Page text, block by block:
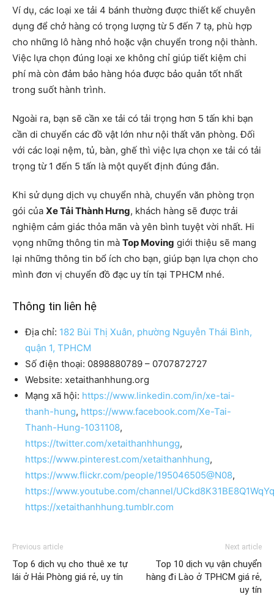
Ví dụ, các loại xe tải 4 bánh thường được thiết kế chuyên
dụng để chở hàng có trọng lượng từ 5 đến 7 tạ, phù hợp
cho những lô hàng nhỏ hoặc vận chuyển trong nội thành.
Việc lựa chọn đúng loại xe không chỉ giúp tiết kiệm chi
phí mà còn đảm bảo hàng hóa được bảo quản tốt nhất
trong suốt hành trình.
Ngoài ra, bạn sẽ cần xe tải có tải trọng hơn 5 tấn khi bạn
cần di chuyển các đồ vật lớn như nội thất văn phòng. Đối
với các loại nệm, tủ, bàn, ghế thì việc lựa chọn xe tải có tải
trọng từ 1 đến 5 tấn là một quyết định đúng đắn.
Khi sử dụng dịch vụ chuyển nhà, chuyển văn phòng trọn
gói của Xe Tải Thành Hưng, khách hàng sẽ được trải
nghiệm cảm giác thỏa mãn và yên bình tuyệt vời nhất. Hi
vọng những thông tin mà Top Moving giới thiệu sẽ mang
lại những thông tin bổ ích cho bạn, giúp bạn lựa chọn cho
mình đơn vị chuyển đồ đạc uy tín tại TPHCM nhé.
Thông tin liên hệ
Địa chỉ: 182 Bùi Thị Xuân, phường Nguyễn Thái Bình,
quận 1, TPHCM
Số điện thoại: 0898880789 – 0707872727
Website: xetaithanhhung.org
Mạng xã hội: https://www.linkedin.com/in/xe-tai-
thanh-hung, https://www.facebook.com/Xe-Tai-
Thanh-Hung-1031108,
https://twitter.com/xetaithanhhungg,
https://www.pinterest.com/xetaithanhhung,
https://www.flickr.com/people/195046505@N08,
https://www.youtube.com/channel/
https://xetaithanhhung.tumblr.com
Previous article
Top 6 dịch vụ cho thuê xe tự
lái ở Hải Phòng giá rẻ, uy tín
Next article
Top 10 dịch vụ vận chuyển
hàng đi Lào ở TPHCM giá rẻ,
uy tín